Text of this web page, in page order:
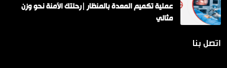
عملية تكميم المعدة بالمنظار |رحلتك الآمنة نحو وزن
مثالي
اتصل بنا